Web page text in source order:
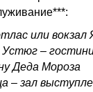
или вокзал
Устюг –
Деда Мороза
– зал